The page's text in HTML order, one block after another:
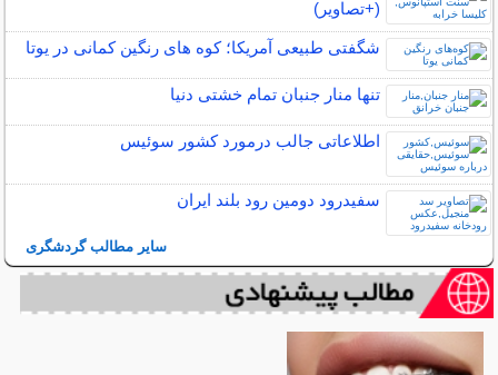
(+تصاویر)
شگفتی طبیعی آمریکا؛ کوه های رنگین کمانی در یوتا
تنها منار جنبان تمام خشتی دنیا
اطلاعاتی جالب درمورد کشور سوئیس
سفیدرود دومین رود بلند ایران
سایر مطالب گردشگری